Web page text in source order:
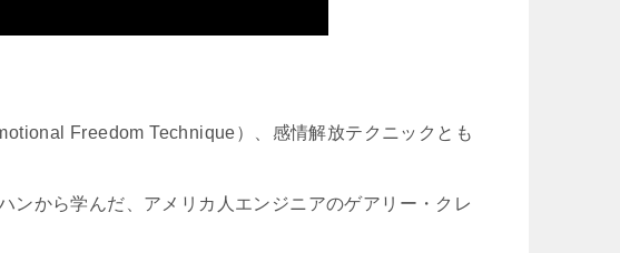
Freedom Technique）、感情解放テクニックとも
ンから学んだ、アメリカ人エンジニアのゲアリー・クレ